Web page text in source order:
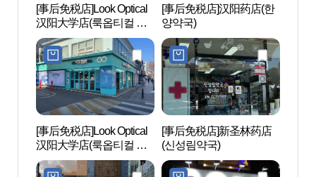
[事后免税店]Look Optical
汉阳大学店(룩옵티컬 한
대점)
[事后免税店]汉阳药店(한
양약국)
[事后免税店]Look Optical
汉阳大学店(룩옵티컬 한
양대점)
[事后免税店]新圣林药店
(신성림약국)